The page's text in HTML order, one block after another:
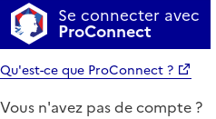
Se connecter avec
ProConnect
Qu'est-ce que ProConnect ?
Vous n'avez pas de compte ?